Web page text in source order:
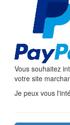
Vous souhaitez
votre site
Je peux vous